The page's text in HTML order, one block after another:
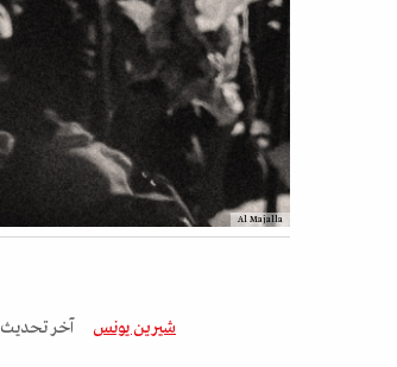
Al Majalla
شيرين يونس آخر تحديث